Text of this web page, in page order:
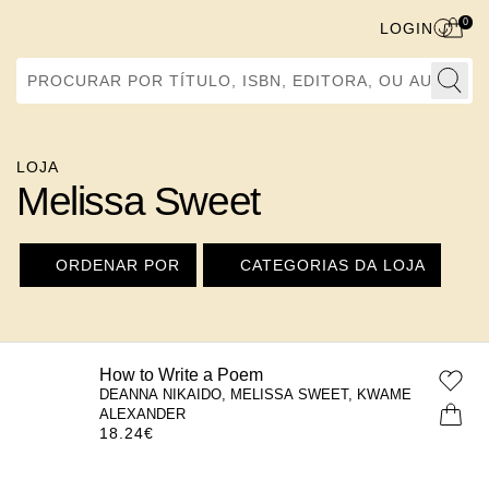
Procurar por Título, ISBN, Editora, ou Autor
LOGIN 0
LOJA
Melissa Sweet
ORDENAR POR CATEGORIAS DA LOJA
How to Write a Poem
DEANNA NIKAIDO, MELISSA SWEET, KWAME
ALEXANDER
18.24€